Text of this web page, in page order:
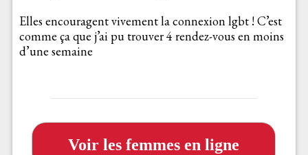
Elles encouragent vivement la connexion lgbt ! C’est
comme ça que j’ai pu trouver 4 rendez-vous en moins
d’une semaine
Voir les femmes en ligne